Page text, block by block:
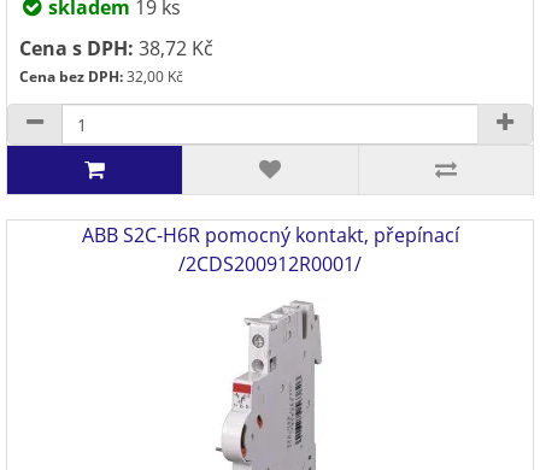
skladem 19 ks
Cena s DPH: 38,72 Kč
Cena bez DPH:32,00 Kč
ABB S2C-H6R pomocný kontakt, přepínací
/2CDS200912R0001/